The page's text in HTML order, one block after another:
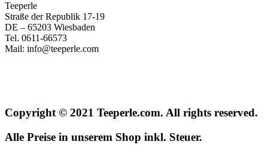
Teeperle
Straße der Republik 17-19
DE – 65203 Wiesbaden
Tel. 0611-66573
Mail: info@teeperle.com
Copyright © 2021 Teeperle.com. All rights reserved.
Alle Preise in unserem Shop inkl. Steuer.